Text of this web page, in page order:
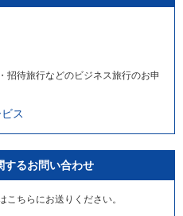
招待旅行などのビジネス旅行のお申
ス
するお問い合わせ
ちらにお送りください。